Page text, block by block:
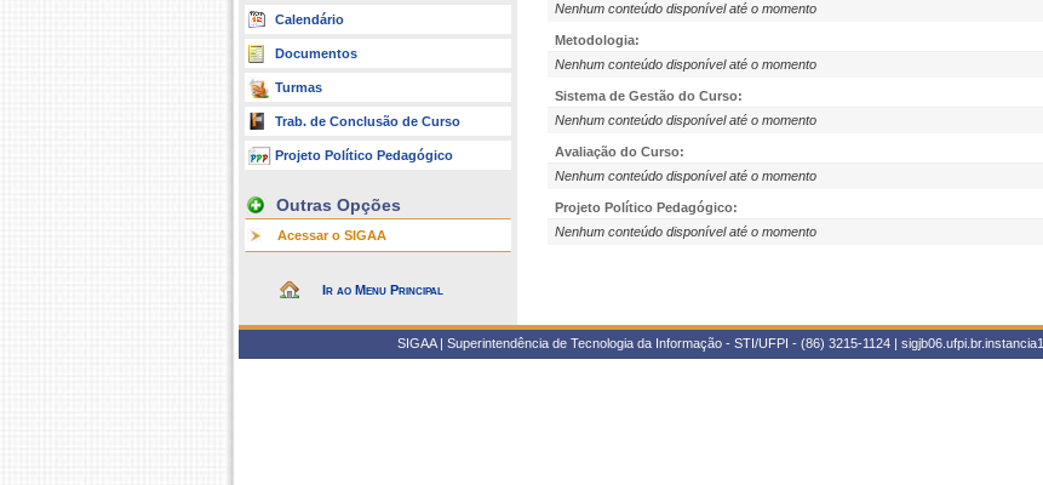
Calendário
Documentos
Turmas
Trab. de Conclusão de Curso
Projeto Político Pedagógico
Outras Opções
Acessar o SIGAA
Ir ao Menu Principal
Nenhum conteúdo disponível até o momento
Metodologia:
Nenhum conteúdo disponível até o momento
Sistema de Gestão do Curso:
Nenhum conteúdo disponível até o momento
Avaliação do Curso:
Nenhum conteúdo disponível até o momento
Projeto Político Pedagógico:
Nenhum conteúdo disponível até o momento
SIGAA | Superintendência de Tecnologia da Informação - STI/UFPI - (86) 3215-1124 | sigjb06.ufpi.br.instancia1